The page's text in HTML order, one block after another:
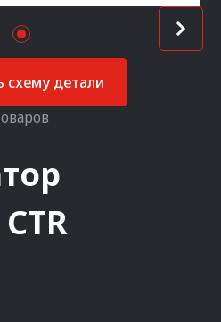
схему детали
CTR